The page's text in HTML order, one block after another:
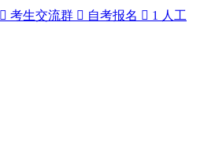
 考生交流群  自考报名  1 人工